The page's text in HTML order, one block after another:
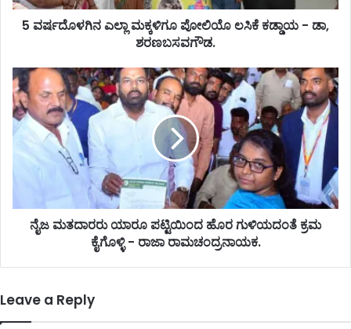
5 ವರ್ಷದೊಳಗಿನ ಎಲ್ಲಾ ಮಕ್ಕಳಿಗೂ ಪೋಲಿಯೊ ಲಸಿಕೆ ಕಡ್ಡಾಯ - ಡಾ,
ಶರಣಬಸವಗೌಡ.
ನೈಜ ಮತದಾರರು ಯಾರೂ ಪಟ್ಟಿಯಿಂದ ಹೊರ ಗುಳಿಯದಂತೆ ಕ್ರಮ
ಕೈಗೊಳ್ಳಿ - ರಾಜಾ ರಾಮಚಂದ್ರನಾಯಕ.
Leave a Reply